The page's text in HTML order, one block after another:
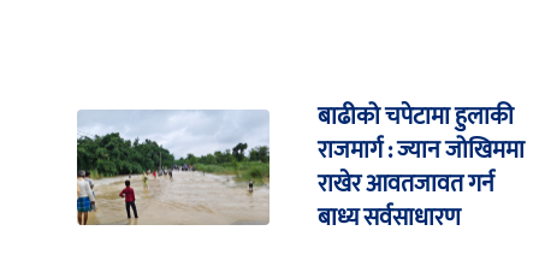
बाढीको चपेटामा हुलाकी
राजमार्ग : ज्यान जोखिममा
राखेर आवतजावत गर्न
बाध्य सर्वसाधारण